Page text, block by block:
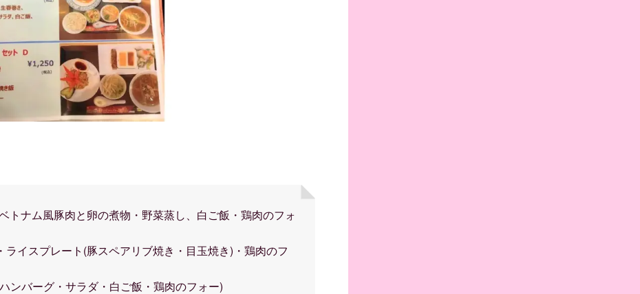
トナム風豚肉と卵の煮物・野菜蒸し、白ご飯・鶏肉のフォ
イスプレート(豚スペアリブ焼き・目玉焼き)・鶏肉のフ
ンバーグ・サラダ・白ご飯・鶏肉のフォー)